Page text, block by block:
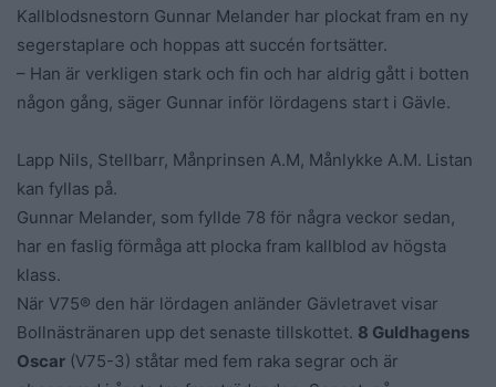
Kallblodsnestorn Gunnar Melander har plockat fram en ny
segerstaplare och hoppas att succén fortsätter.
– Han är verkligen stark och fin och har aldrig gått i botten
någon gång, säger Gunnar inför lördagens start i Gävle.
Lapp Nils, Stellbarr, Månprinsen A.M, Månlykke A.M. Listan
kan fyllas på.
Gunnar Melander, som fyllde 78 för några veckor sedan,
har en faslig förmåga att plocka fram kallblod av högsta
klass.
När V75® den här lördagen anländer Gävletravet visar
Bollnästränaren upp det senaste tillskottet. 8 Guldhagens
Oscar (V75-3) ståtar med fem raka segrar och är